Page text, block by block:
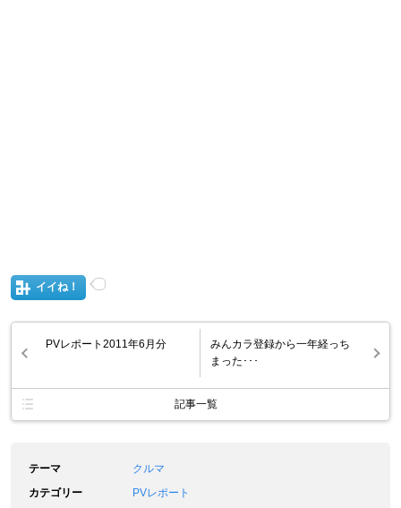
イイね！
PVレポート2011年6月分
みんカラ登録から一年経っち
まった･･･
記事一覧
テーマ
クルマ
カテゴリー
PVレポート